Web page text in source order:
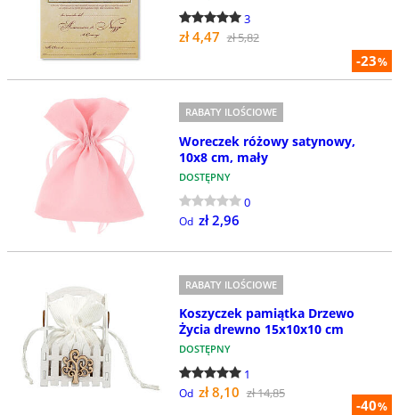
-23%
3
zł 4,47 zł 5,82
RABATY ILOŚCIOWE
Woreczek różowy satynowy,
10x8 cm, mały
DOSTĘPNY
0
Od zł 2,96
-40%
RABATY ILOŚCIOWE
Koszyczek pamiątka Drzewo
Życia drewno 15x10x10 cm
DOSTĘPNY
1
Od zł 8,10 zł 14,85